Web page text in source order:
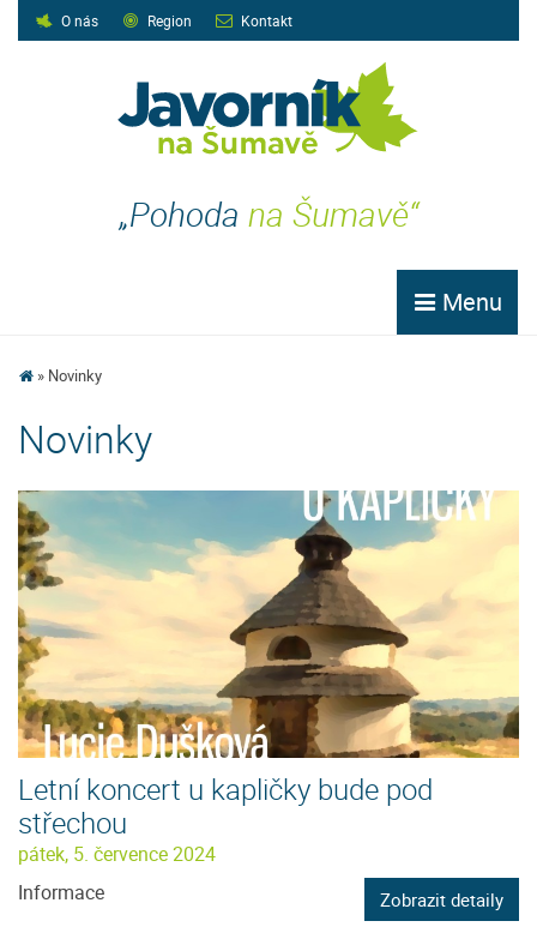
O nás Region Kontakt
„Pohoda na Šumavě“
Menu
Novinky
Novinky
Letní koncert u kapličky bude pod
střechou
pátek, 5. července 2024
Informace
Zobrazit detaily